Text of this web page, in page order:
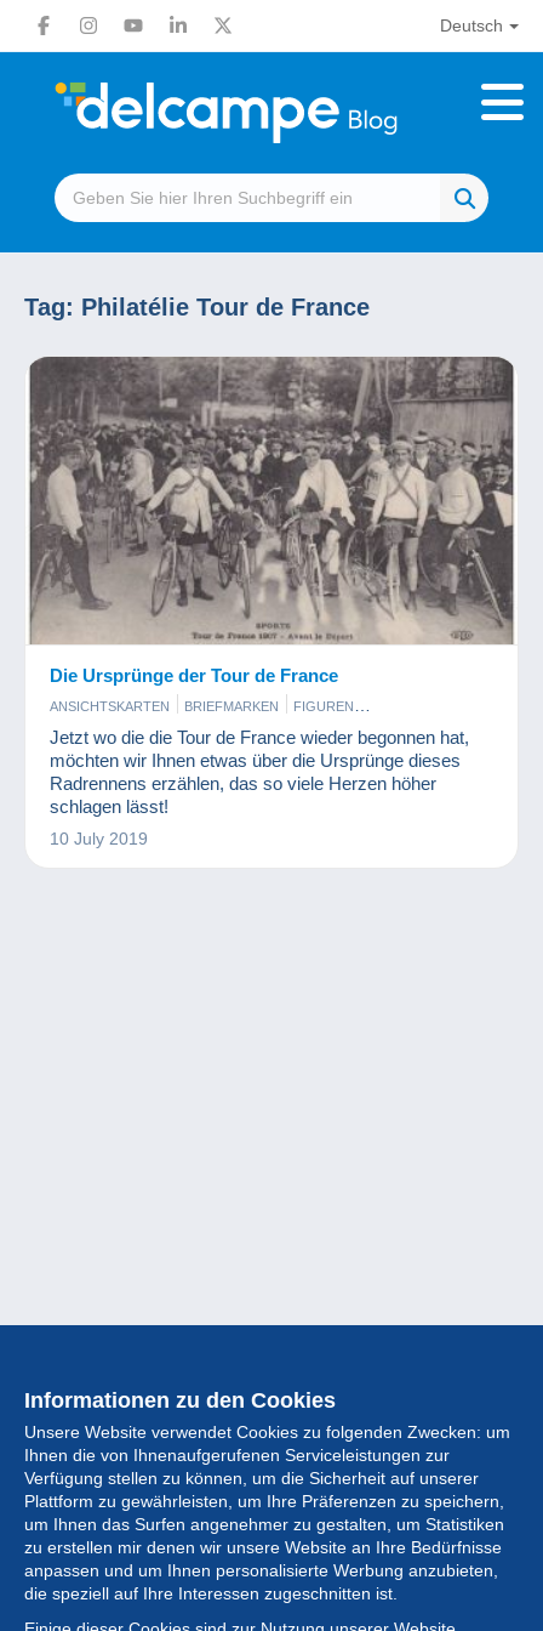
Deutsch
Tag: Philatélie Tour de France
Die Ursprünge der Tour de France
ANSICHTSKARTEN BRIEFMARKEN
FIGUREN
MÜNZEN UND BANKNOTEN
SPIELZEUG
Jetzt wo die die Tour de France wieder begonnen hat,
möchten wir Ihnen etwas über die Ursprünge dieses
Radrennens erzählen, das so viele Herzen höher
schlagen lässt!
10 July 2019
Informationen zu den Cookies
Unsere Website verwendet Cookies zu folgenden Zwecken: um
Ihnen die von Ihnenaufgerufenen Serviceleistungen zur
Verfügung stellen zu können, um die Sicherheit auf unserer
Plattform zu gewährleisten, um Ihre Präferenzen zu speichern,
um Ihnen das Surfen angenehmer zu gestalten, um Statistiken
zu erstellen mir denen wir unsere Website an Ihre Bedürfnisse
anpassen und um Ihnen personalisierte Werbung anzubieten,
die speziell auf Ihre Interessen zugeschnitten ist.
Sammlung